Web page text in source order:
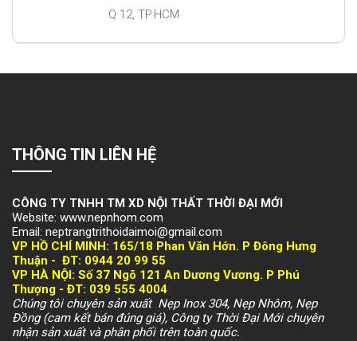
Q 12, TP.HCM
THÔNG TIN LIÊN HỆ
CÔNG TY TNHH TM XD NỘI THẤT THỜI ĐẠI MỚI
Website: www.nepnhom.com
Email: neptrangtrithoidaimoi@gmail.com
VP HỒ CHÍ MINH: 165/18 Phan Văn Hớn. P Đông Hưng
Thuận - ĐT: 0944 20 99 55
VP HÀ NỘI: Số 37 Ngõ 121 An Dương Vương. P Phú
Thượng - ĐT: 039 555 4004
Chúng tôi chuyên sản xuất Nẹp Inox 304, Nẹp Nhôm, Nẹp
Đồng (cam kết bán đúng giá), Công ty Thời Đại Mới chuyên
nhận sản xuất và phân phối trên toàn quốc.